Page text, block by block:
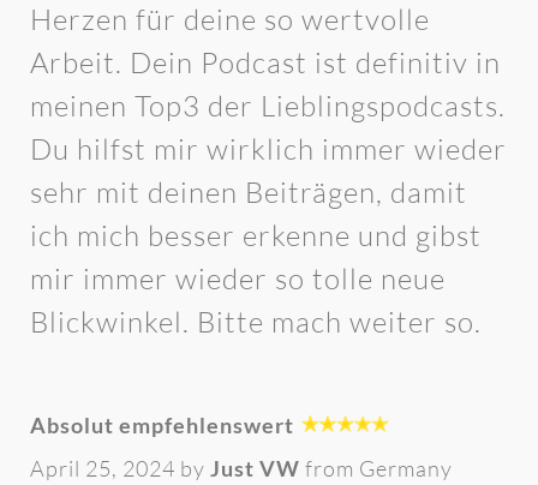
Herzen für deine so wertvolle
Arbeit. Dein Podcast ist definitiv in
meinen Top3 der Lieblingspodcasts.
Du hilfst mir wirklich immer wieder
sehr mit deinen Beiträgen, damit
ich mich besser erkenne und gibst
mir immer wieder so tolle neue
Blickwinkel. Bitte mach weiter so.
Absolut empfehlenswert
April 25, 2024 by Just VW from Germany